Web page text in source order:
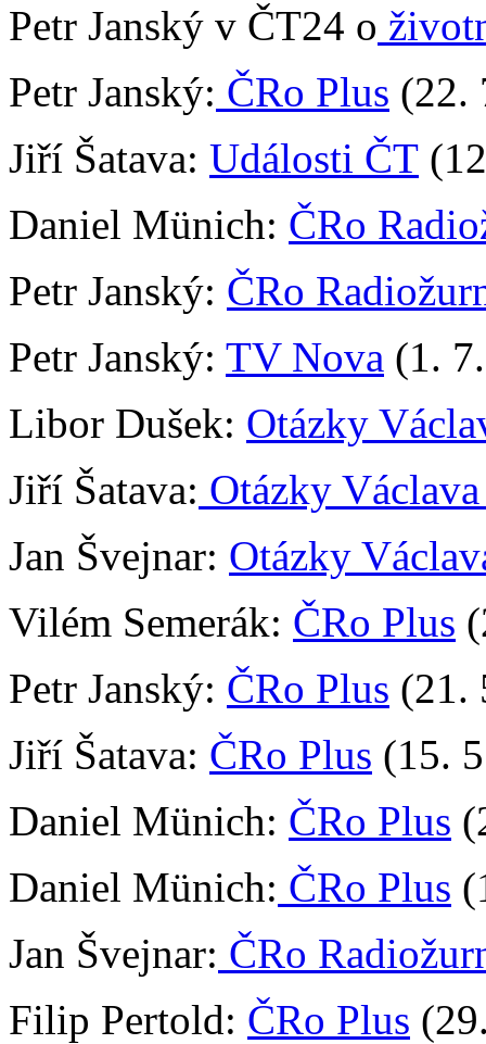
Petr Janský v ČT24 o
Petr Janský: ČRo Plus (22.
Jiří Šatava: Události ČT
Daniel Münich: ČRo
Petr Janský: ČRo
Petr Janský: TV Nova (1.
Libor Dušek: Otázky
Jiří Šatava: Otázky
Jan Švejnar: Otázky
Vilém Semerák: ČRo Plus
Petr Janský: ČRo Plus (21.
Jiří Šatava: ČRo Plus (15.
Daniel Münich: ČRo Plus
Daniel Münich: ČRo Plus
Jan Švejnar: ČRo
Filip Pertold: ČRo Plus